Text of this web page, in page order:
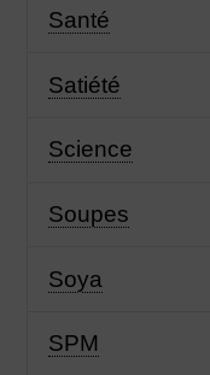
Santé
Satiété
Science
Soupes
Soya
SPM